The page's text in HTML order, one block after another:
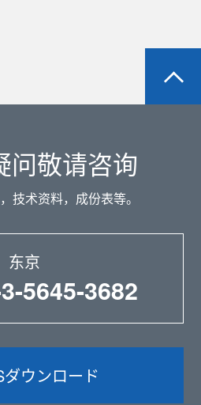
问敬请咨询
技术资料，成份表等。
东京
5645-3682
ダウンロード